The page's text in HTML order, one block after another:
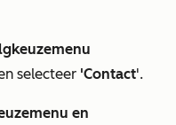
selecteer 'Contact'.
en